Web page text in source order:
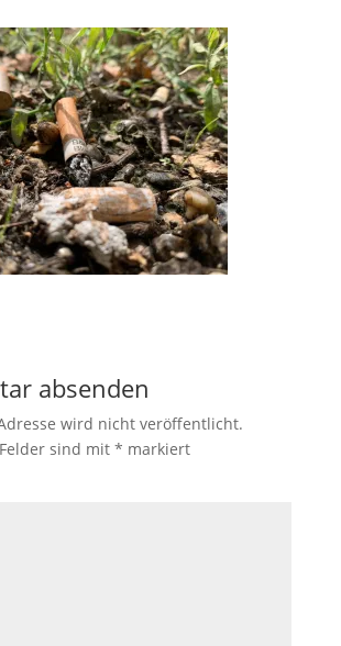
absenden
wird nicht veröffentlicht.
sind mit * markiert